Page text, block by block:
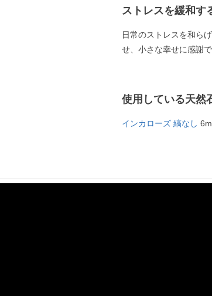
ストレスを緩和す
日常のストレスを和ら
せ、小さな幸せに感謝
使用している天然
インカローズ 縞なし